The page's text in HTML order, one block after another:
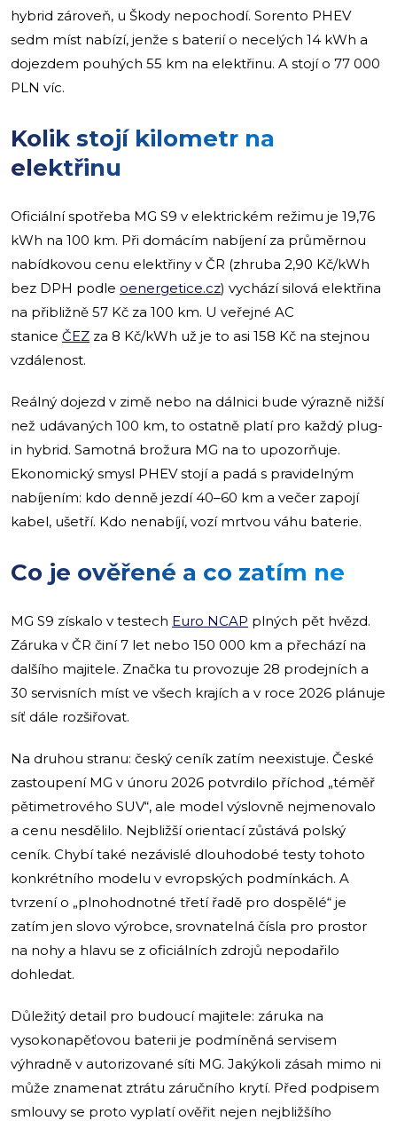
hybrid zároveň, u Škody nepochodí. Sorento PHEV
sedm míst nabízí, jenže s baterií o necelých 14 kWh a
dojezdem pouhých 55 km na elektřinu. A stojí o 77 000
PLN víc.
Kolik stojí kilometr na
elektřinu
Oficiální spotřeba MG S9 v elektrickém režimu je 19,76
kWh na 100 km. Při domácím nabíjení za průměrnou
nabídkovou cenu elektřiny v ČR (zhruba 2,90 Kč/kWh
bez DPH podle oenergetice.cz) vychází silová elektřina
na přibližně 57 Kč za 100 km. U veřejné AC
stanice ČEZ za 8 Kč/kWh už je to asi 158 Kč na stejnou
vzdálenost.
Reálný dojezd v zimě nebo na dálnici bude výrazně nižší
než udávaných 100 km, to ostatně platí pro každý plug-
in hybrid. Samotná brožura MG na to upozorňuje.
Ekonomický smysl PHEV stojí a padá s pravidelným
nabíjením: kdo denně jezdí 40–60 km a večer zapojí
kabel, ušetří. Kdo nenabíjí, vozí mrtvou váhu baterie.
Co je ověřené a co zatím ne
MG S9 získalo v testech Euro NCAP plných pět hvězd.
Záruka v ČR činí 7 let nebo 150 000 km a přechází na
dalšího majitele. Značka tu provozuje 28 prodejních a
30 servisních míst ve všech krajích a v roce 2026 plánuje
síť dále rozšiřovat.
Na druhou stranu: český ceník zatím neexistuje. České
zastoupení MG v únoru 2026 potvrdilo příchod „téměř
pětimetrového SUV“, ale model výslovně nejmenovalo
a cenu nesdělilo. Nejbližší orientací zůstává polský
ceník. Chybí také nezávislé dlouhodobé testy tohoto
konkrétního modelu v evropských podmínkách. A
tvrzení o „plnohodnotné třetí řadě pro dospělé“ je
zatím jen slovo výrobce, srovnatelná čísla pro prostor
na nohy a hlavu se z oficiálních zdrojů nepodařilo
dohledat.
Důležitý detail pro budoucí majitele: záruka na
vysokonapěťovou baterii je podmíněná servisem
výhradně v autorizované síti MG. Jakýkoli zásah mimo ni
může znamenat ztrátu záručního krytí. Před podpisem
smlouvy se proto vyplatí ověřit nejen nejbližšího